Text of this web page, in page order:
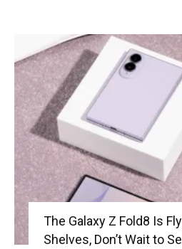
The Galaxy Z Fold8 Is
Shelves, Don’t Wait to